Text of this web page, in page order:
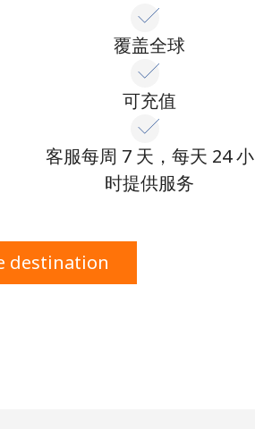
覆盖全球
可充值
客服每周 7 天，每天 24 小
时提供服务
destination